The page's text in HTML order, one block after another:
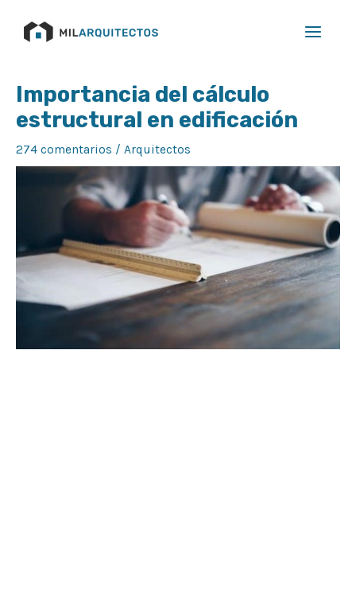
Importancia del cálculo
estructural en edificación
274 comentarios / Arquitectos
de
entradas